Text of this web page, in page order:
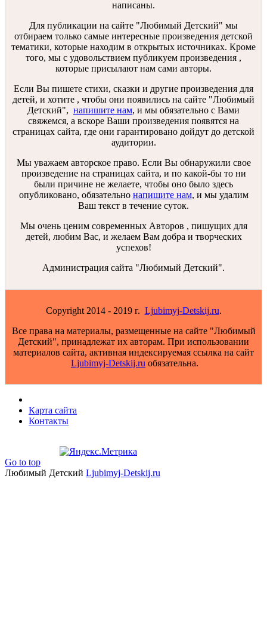
написаны.
Для публикации на сайте "Любимый Детский" мы
отбираем только самые интересные произведения детской
тематики, которые находим в открытых источниках. Кроме
того, мы с удовольствием публикуем произведения ,
которые присылают нам сами авторы.
Если Вы пишете стихи, сказки и другие произведения для
детей, и хотите , чтобы они появились на сайте "Любимый
Детский", напишите нам, и мы обязательно с Вами
свяжемся, а вскоре Ваши произведения появятся на
страницах сайта, где они гарантировано дойдут до детской
аудитории.
Мы уважаем авторское право. Если Вы обнаружили свое
произведение на страницах сайта, и по какой-бы то ни
были причине не желаете, чтобы оно было здесь
опубликовано, обязательно напишите нам, и мы удалим
Ваш текст в течение суток.
Мы очень ценим современных Авторов , пишущих для
детей, любим Вас, и желаем Вам добра и творческих
успехов!
Администрация сайта "Любимый Детский".
Copyright 2014 - 2019 г. Ljubimyj-Detskij.ru.
Все права на материалы, размещенные на сайте "Любимый
Детский", принадлежат их авторам. При использовании
материалов сайта, активная индексируемая ссылка на сайт
Ljubimyj-Detskij.ru обязательна.
Карта сайта
Контакты
Go to top
Любимый Детский Ljubimyj-Detskij.ru